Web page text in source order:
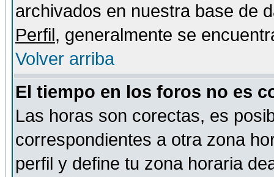
archivados en nuestra base de
Perfil, generalmente se
Volver arriba
El tiempo en los foros no es
Las horas son corectas, es
correspondientes a otra zona
perfil y define tu zona horaria